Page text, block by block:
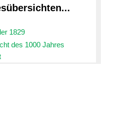
1829
des 1000 Jahres